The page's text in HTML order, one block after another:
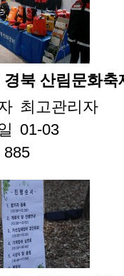
경북 산림문화축
최고관리자
01-03
885